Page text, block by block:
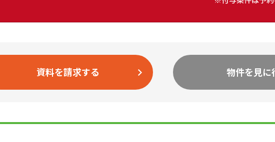
資料を請求する 物件を見に